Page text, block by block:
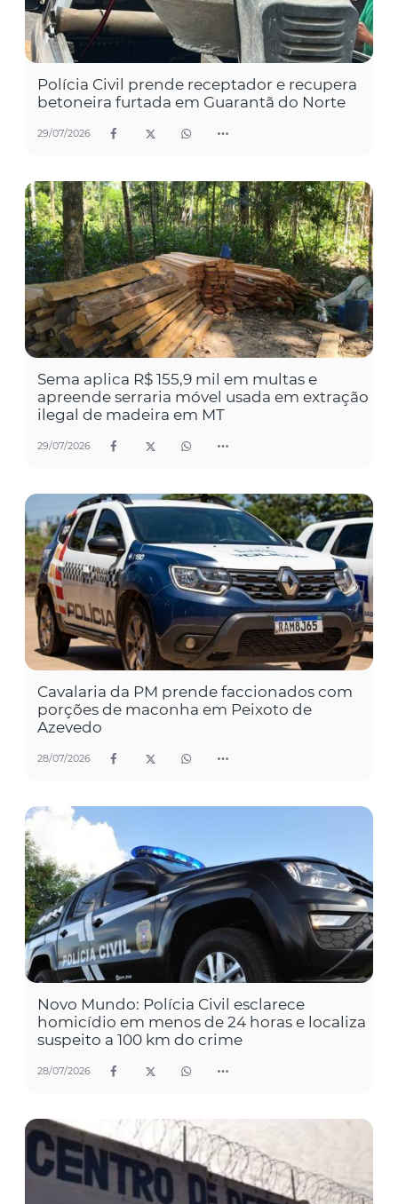
Polícia Civil prende receptador e recupera
betoneira furtada em Guarantã do Norte
29/07/2026
Sema aplica R$ 155,9 mil em multas e
apreende serraria móvel usada em extração
ilegal de madeira em MT
29/07/2026
Cavalaria da PM prende faccionados com
porções de maconha em Peixoto de
Azevedo
28/07/2026
Novo Mundo: Polícia Civil esclarece
homicídio em menos de 24 horas e localiza
suspeito a 100 km do crime
28/07/2026